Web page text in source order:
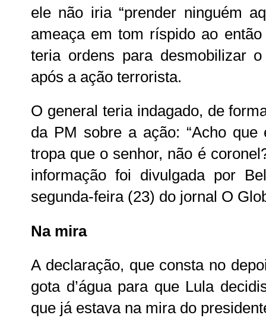
ele não iria “prender ninguém
ameaça em tom ríspido ao
teria ordens para desmobilizar
após a ação terrorista.
O general teria indagado, de
da PM sobre a ação: “Acho
tropa que o senhor, não é
informação foi divulgada por
segunda-feira (23) do jornal O
Na mira
A declaração, que consta no
gota d’água para que Lula
que já estava na mira do